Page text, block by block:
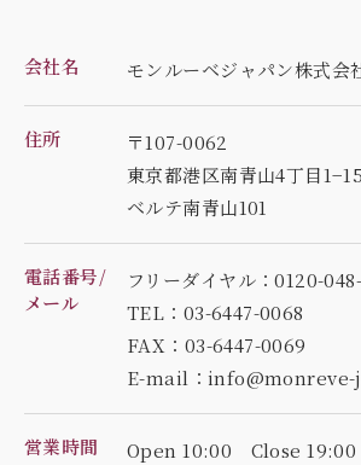
会社名 モンルーベジャパン株式会
住所
〒107-0062
東京都港区南青山4丁目1−15
ベルテ南青山101
電話番号/
メール
フリーダイヤル：0120-
TEL：03-6447-0068
FAX：03-6447-0069
E-mail：
営業時間
Open 10:00 Close 19:00